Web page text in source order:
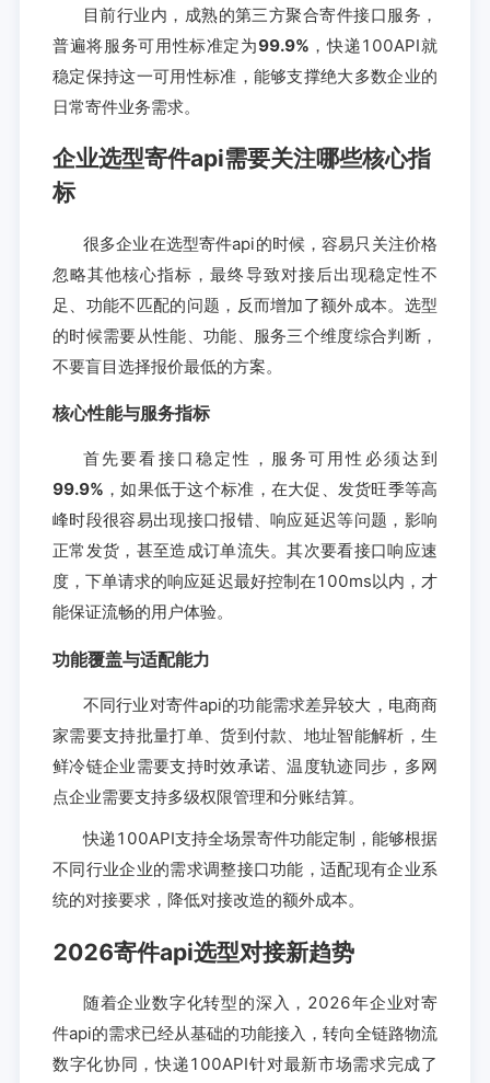
目前行业内，成熟的第三方聚合寄件接口服务，
普遍将服务可用性标准定为99.9% ，快递100API就
稳定保持这一可用性标准，能够支撑绝大多数企业的
日常寄件业务需求。
企业选型寄件api需要关注哪些核心指
标
很多企业在选型寄件api的时候，容易只关注价格
忽略其他核心指标，最终导致对接后出现稳定性不
足、功能不匹配的问题，反而增加了额外成本。选型
的时候需要从性能、功能、服务三个维度综合判断，
不要盲目选择报价最低的方案。
核心性能与服务指标
首先要看接口稳定性，服务可用性必须达到
99.9% ，如果低于这个标准，在大促、发货旺季等高
峰时段很容易出现接口报错、响应延迟等问题，影响
正常发货，甚至造成订单流失。其次要看接口响应速
度，下单请求的响应延迟最好控制在100ms以内，才
能保证流畅的用户体验。
功能覆盖与适配能力
不同行业对寄件api的功能需求差异较大，电商商
家需要支持批量打单、货到付款、地址智能解析，生
鲜冷链企业需要支持时效承诺、温度轨迹同步，多网
点企业需要支持多级权限管理和分账结算。
快递100API支持全场景寄件功能定制，能够根据
不同行业企业的需求调整接口功能，适配现有企业系
统的对接要求，降低对接改造的额外成本。
2026寄件api选型对接新趋势
随着企业数字化转型的深入，2026年企业对寄
件api的需求已经从基础的功能接入，转向全链路物流
数字化协同，快递100API针对最新市场需求完成了